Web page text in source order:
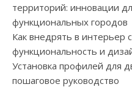
территорий: инновации
функциональных городов
Как внедрять в интерьер
функциональность и
Установка профилей для
пошаговое руководство